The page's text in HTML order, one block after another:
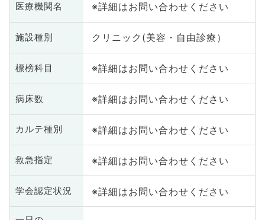
医療機関名 ※詳細はお問い合わせください
施設種別 クリニック(美容・自由診療）
標榜科目 ※詳細はお問い合わせください
病床数 ※詳細はお問い合わせください
カルテ種別 ※詳細はお問い合わせください
救急指定 ※詳細はお問い合わせください
学会認定状況 ※詳細はお問い合わせください